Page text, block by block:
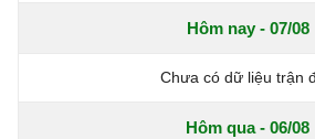
Hôm nay - 07/08
Chưa có dữ liệu trận
Hôm qua - 06/08